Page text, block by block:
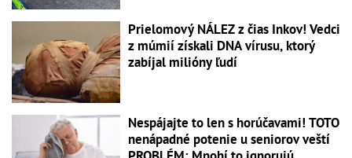
Prielomový NÁLEZ z čias Inkov! Vedci
z múmií získali DNA vírusu, ktorý
zabíjal milióny ľudí
Nespájajte to len s horúčavami! TOTO
nenápadné potenie u seniorov veští